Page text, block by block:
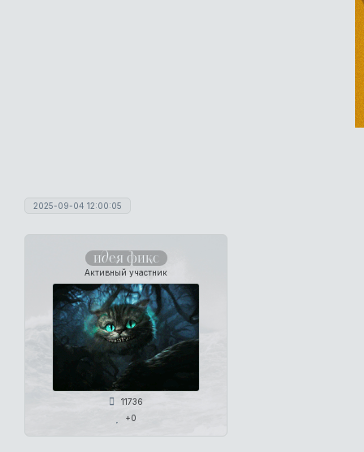
2025-09-04 12:00:05
идея фикс
Активный участник
11736
+0